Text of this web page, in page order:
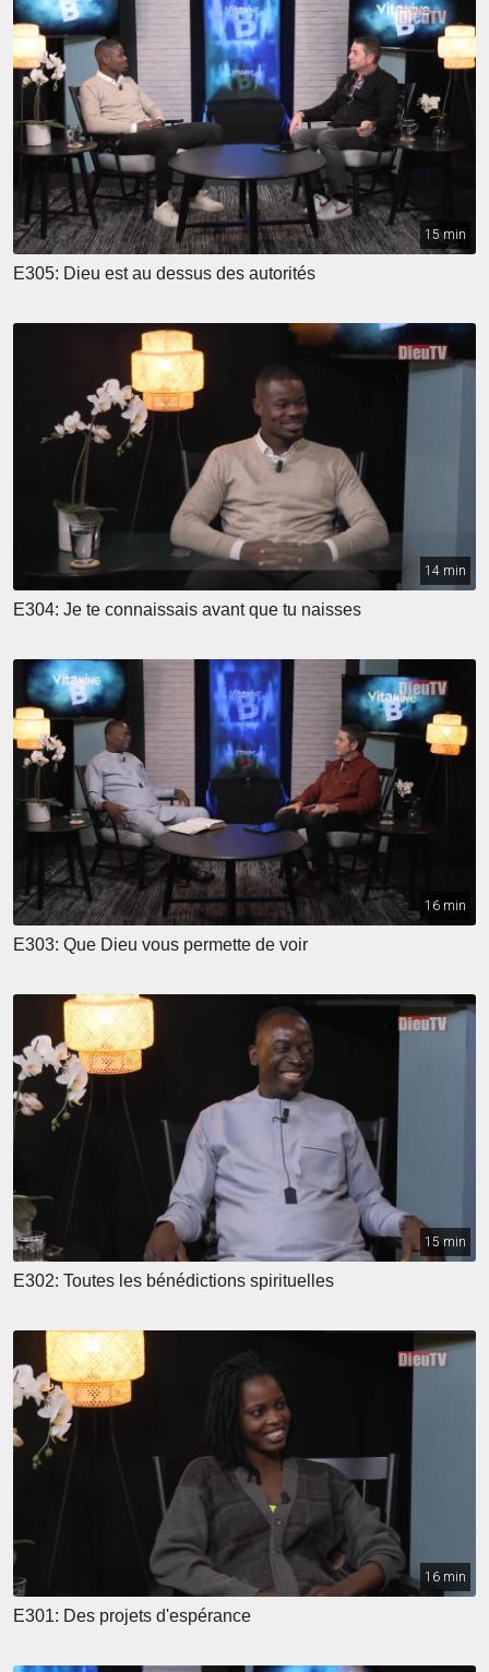
15 min
E305: Dieu est au dessus des autorités
14 min
E304: Je te connaissais avant que tu naisses
16 min
E303: Que Dieu vous permette de voir
15 min
E302: Toutes les bénédictions spirituelles
16 min
E301: Des projets d'espérance